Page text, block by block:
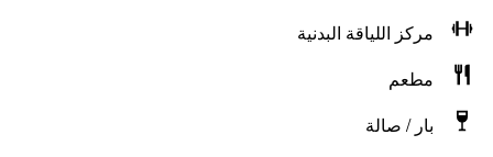
مركز اللياقة البدنية
مطعم
بار / صالة